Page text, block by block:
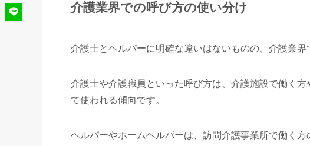
介護業界での呼び方の使い分け
介護士とヘルパーに明確な違いはないものの、介護業
介護士や介護職員といった呼び方は、介護施設で働く
て使われる傾向です。
ヘルパーやホームヘルパーは、訪問介護事業所で働く方